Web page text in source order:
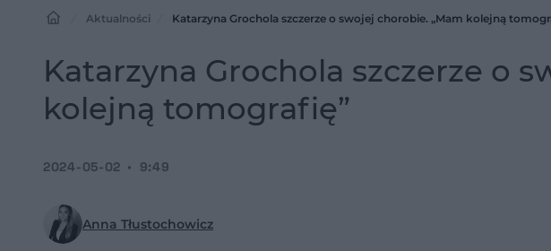
Aktualności Katarzyna Grochola szczerze o swojej chorobie. „Mam kolejną
Katarzyna Grochola szczerze o
kolejną tomografię”
Anna Tłustochowicz
2024-05-02 9:49